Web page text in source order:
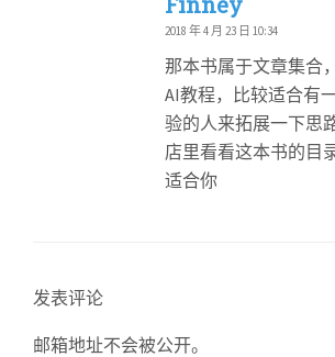
2018 年 4 月 23 日 10:34
那本书属于文章集合
AI教程，比较适合有
验的人来拓展一下思
店里看看这本书的目
适合你
发表评论
邮箱地址不会被公开。